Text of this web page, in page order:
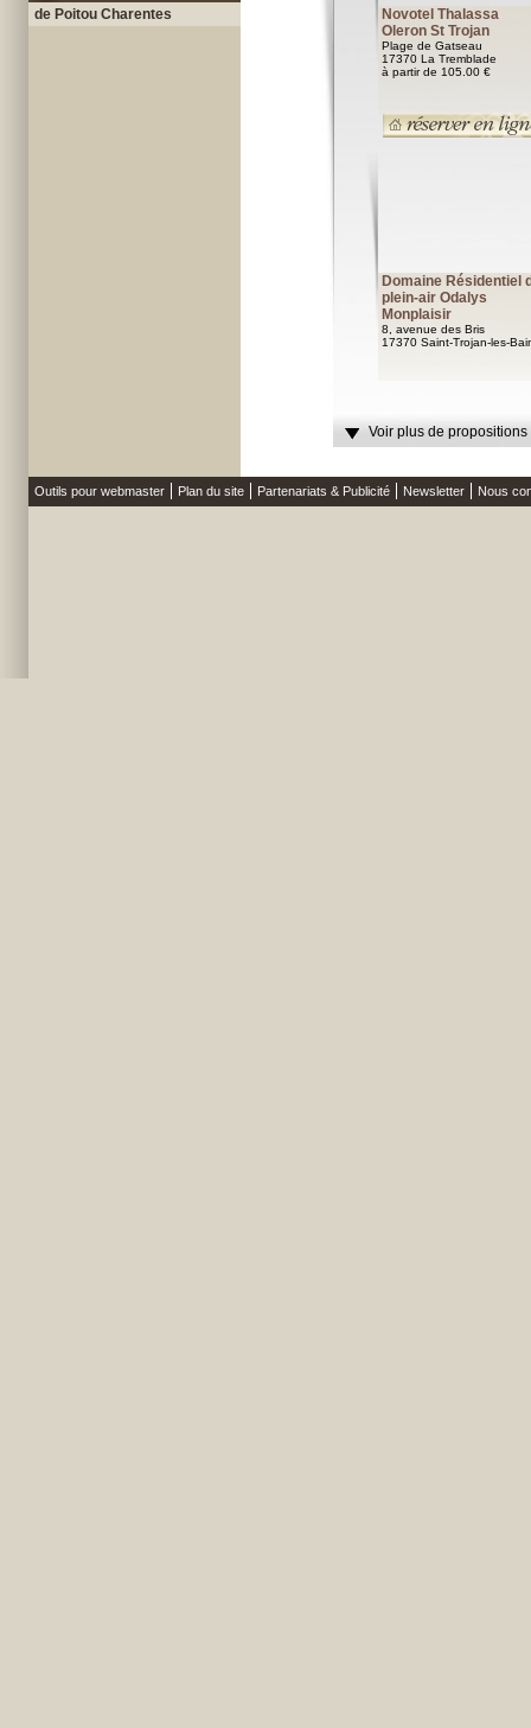
de Poitou Charentes
Novotel Thalassa
Oleron St Trojan
Plage de Gatseau
17370 La Tremblade
à partir de 105.00 €
Domaine Résidentiel
plein-air Odalys
Monplaisir
8, avenue des Bris
17370 Saint-Trojan-les-
Voir plus de
Outils pour webmaster Plan du site Partenariats & Publicité Newsletter Nous